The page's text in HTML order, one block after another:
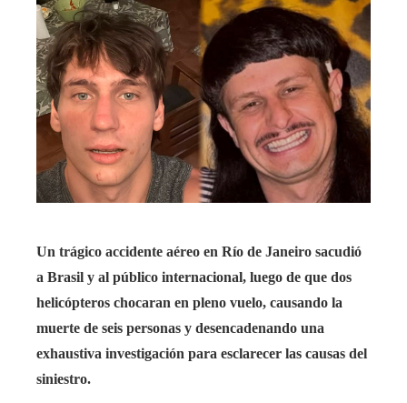
Un trágico accidente aéreo en Río de Janeiro sacudió
a Brasil y al público internacional, luego de que dos
helicópteros chocaran en pleno vuelo, causando la
muerte de seis personas y desencadenando una
exhaustiva investigación para esclarecer las causas del
siniestro.